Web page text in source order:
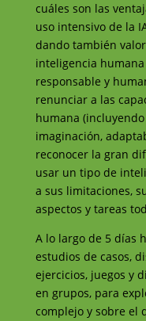
cuáles son las
uso intensivo de la
dando también
inteligencia
responsable y
renunciar a las
humana
imaginación,
reconocer la gran
usar un tipo de
a sus limitaciones,
aspectos y tareas
A lo largo de 5 días
estudios de casos,
ejercicios, juegos y
en grupos, para
complejo y sobre el